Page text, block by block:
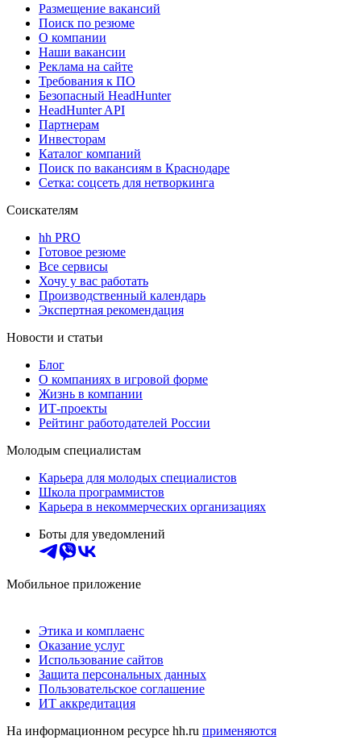
Размещение вакансий
Поиск по резюме
О компании
Наши вакансии
Реклама на сайте
Требования к ПО
Безопасный HeadHunter
HeadHunter API
Партнерам
Инвесторам
Каталог компаний
Поиск по вакансиям в Краснодаре
Сетка: соцсеть для нетворкинга
Соискателям
hh PRO
Готовое резюме
Все сервисы
Хочу у вас работать
Производственный календарь
Экспертная рекомендация
Новости и статьи
Блог
О компаниях в игровой форме
Жизнь в компании
ИТ-проекты
Рейтинг работодателей России
Молодым специалистам
Карьера для молодых специалистов
Школа программистов
Карьера в некоммерческих организациях
Боты для уведомлений
Мобильное приложение
Этика и комплаенс
Оказание услуг
Использование сайтов
Защита персональных данных
Пользовательское соглашение
ИТ аккредитация
На информационном ресурсе hh.ru применяются